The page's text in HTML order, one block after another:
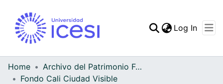
Log In
Home
Archivo del Patrimonio Fotográfico y Fílmico del Valle del Cauca
Fondo Cali Ciudad Visible